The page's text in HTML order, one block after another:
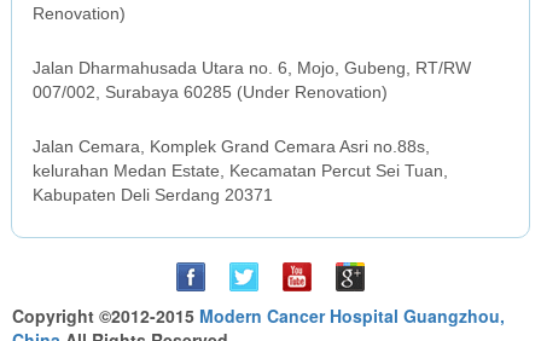
Renovation)
Jalan Dharmahusada Utara no. 6, Mojo, Gubeng, RT/RW
007/002, Surabaya 60285 (Under Renovation)
Jalan Cemara, Komplek Grand Cemara Asri no.88s,
kelurahan Medan Estate, Kecamatan Percut Sei Tuan,
Kabupaten Deli Serdang 20371
Copyright ©2012-2015 Modern Cancer Hospital Guangzhou,